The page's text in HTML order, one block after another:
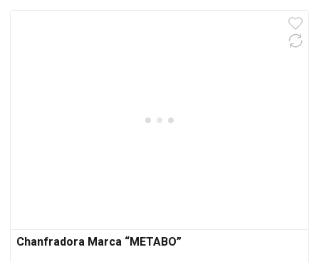
Chanfradora Marca “METABO”